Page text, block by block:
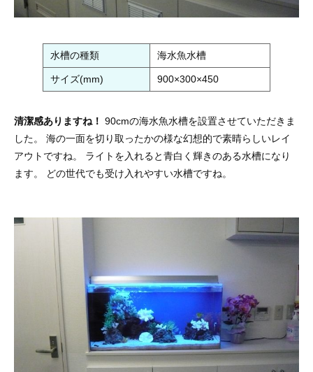
水槽の種類 海水魚水槽
サイズ(mm) 900×300×450
清潔感ありますね！ 90cmの海水魚水槽を設置させていただきま
した。 海の一面を切り取ったかの様な幻想的で素晴らしいレイ
アウトですね。 ライトを入れると青白く輝きのある水槽になり
ます。 どの世代でも受け入れやすい水槽ですね。